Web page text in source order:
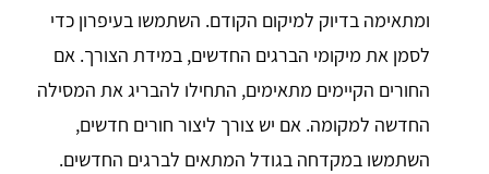
ומתאימה בדיוק למיקום הקודם. השתמשו בעיפרון כדי
לסמן את מיקומי הברגים החדשים, במידת הצורך. אם
החורים הקיימים מתאימים, התחילו להבריג את המסילה
החדשה למקומה. אם יש צורך ליצור חורים חדשים,
השתמשו במקדחה בגודל המתאים לברגים החדשים.